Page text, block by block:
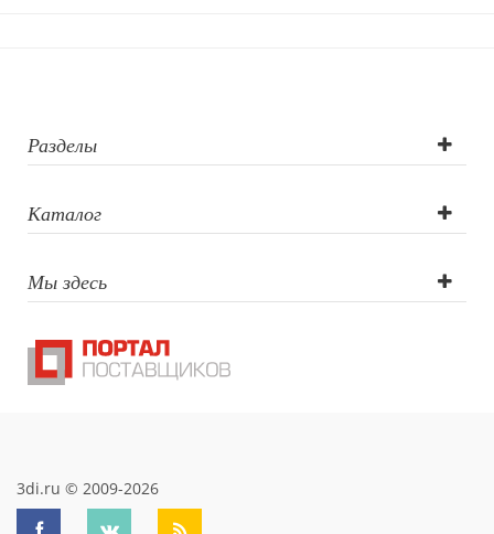
лазер),
Гравировка
лазер)
Разделы
Каталог
Мы здесь
3di.ru © 2009-2026